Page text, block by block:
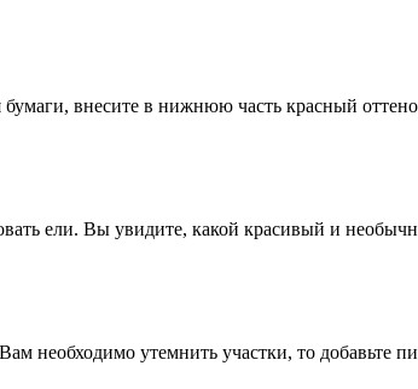
внесите в нижнюю часть красный
ели. Вы увидите, какой красивый и
необходимо утемнить участки, то добавьте